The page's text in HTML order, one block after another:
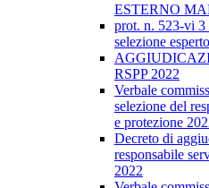
ESTERNO
prot. n. 523-vi 3
selezione
RSPP 2022
Verbale
selezione del
e protezione
Decreto di
responsabile
2022